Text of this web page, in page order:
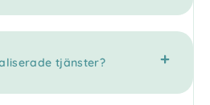
tjänster?